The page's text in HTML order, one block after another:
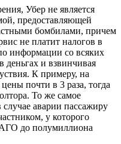
Убер не является
предоставляющей
бомбилами, причем
не платит налогов в
информации со всяких
и взвинчивая
К примеру, на
почти в 3 раза, тогда
То же самое
случае аварии пассажиру
у которого
до полумиллиона